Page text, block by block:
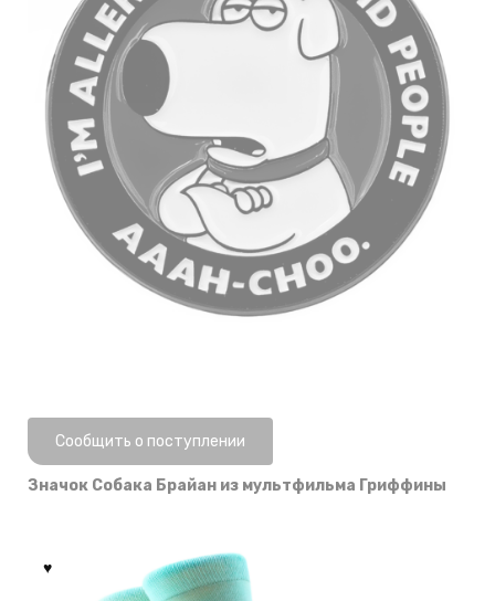
Нет в наличии
Сообщить о поступлении
Значок Собака Брайан из мультфильма Гриффины